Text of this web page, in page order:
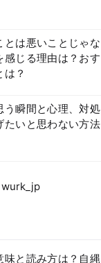
とは悪いことじゃな
感じる理由は？おす
？
う瞬間と心理、対処
たいと思わない方法
味と読み方は？自縄